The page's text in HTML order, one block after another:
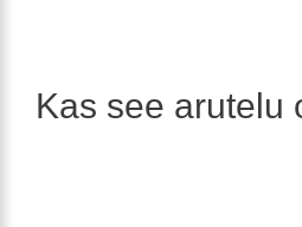
Kas see arutelu